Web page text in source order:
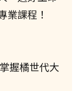
業課程！
握橘世代大